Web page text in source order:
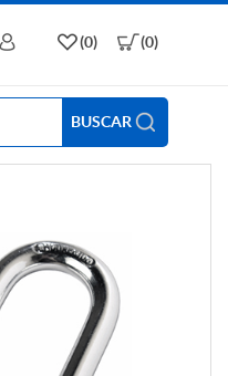
BUSCAR
(0) (0)